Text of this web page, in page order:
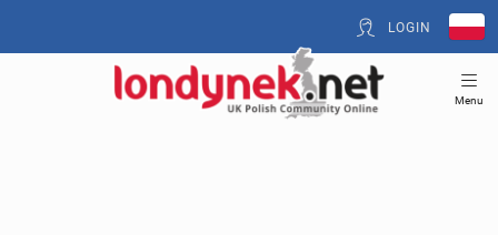
LOGIN
Menu